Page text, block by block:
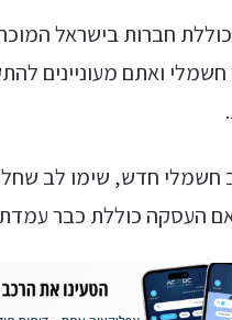
חברות בישראל
ואתם מעוניינים
חשמלי חדש, שימו לב
העסקה כוללת כבר